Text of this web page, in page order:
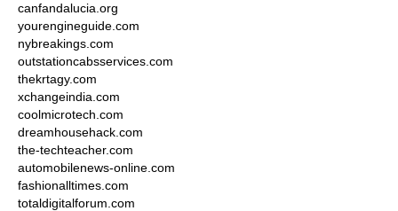
canfandalucia.org
yourengineguide.com
nybreakings.com
outstationcabsservices.com
thekrtagy.com
xchangeindia.com
coolmicrotech.com
dreamhousehack.com
the-techteacher.com
automobilenews-online.com
fashionalltimes.com
totaldigitalforum.com